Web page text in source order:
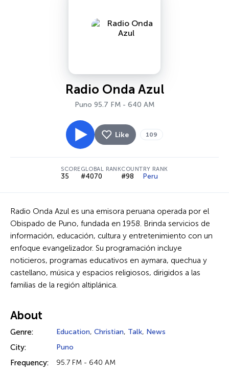
Radio Onda Azul
Puno 95.7 FM - 640 AM
Like 109
SCORE
35
GLOBAL RANK
#4070
COUNTRY RANK
#98 Peru
Radio Onda Azul es una emisora peruana operada por el
Obispado de Puno, fundada en 1958. Brinda servicios de
información, educación, cultura y entretenimiento con un
enfoque evangelizador. Su programación incluye
noticieros, programas educativos en aymara, quechua y
castellano, música y espacios religiosos, dirigidos a las
familias de la región altiplánica.
About
Genre: Education, Christian, Talk, News
City: Puno
Frequency: 95.7 FM - 640 AM